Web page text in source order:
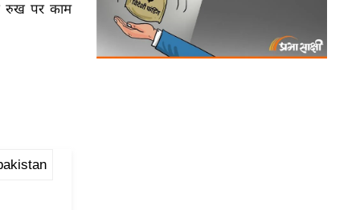
रुख पर काम